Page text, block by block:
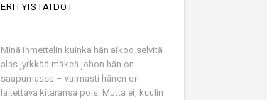
ERITYISTAIDOT
Minä ihmettelin kuinka hän aikoo selvitä
alas jyrkkää mäkeä johon hän on
saapumassa – varmasti hänen on
laitettava kitaransa pois. Mutta ei, kuulin